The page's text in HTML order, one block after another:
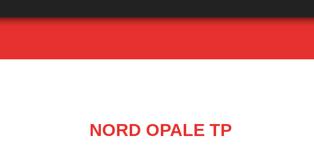
NORD OPALE TP